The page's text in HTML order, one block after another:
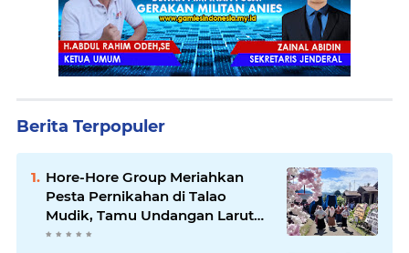
Berita Terpopuler
Hore-Hore Group Meriahkan
Pesta Pernikahan di Talao
Mudik, Tamu Undangan Larut
dalam Suasana Penuh